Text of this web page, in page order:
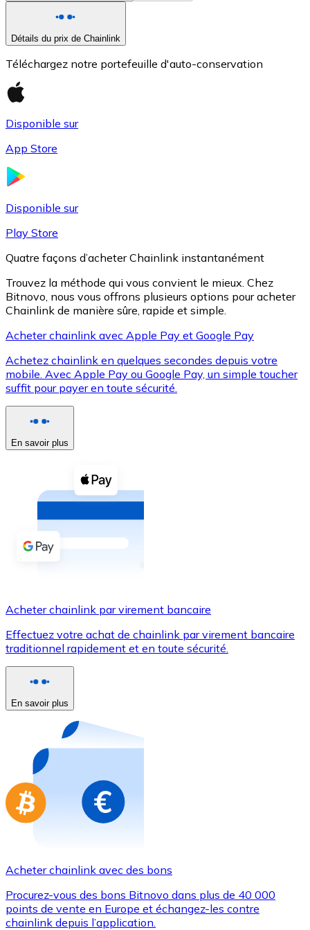
XRP
XRP
Voir toutes
Coupons crypto
Achetez des cryptomonnaies en espèces et d'autres
Acheter avec espèces
Virement SEPA
Utilisez les cartes Visa et Mastercard pour acheter
Acheter avec carte
Nouveau
Achetez des cartes-cadeaux de vos marques
Aller à la boutique de cartes-cadeaux
Détails du prix de Chainlink
Téléchargez notre portefeuille d'auto-conservation
Disponible sur
App Store
Disponible sur
Play Store
Quatre façons d’acheter Chainlink instantanément
Trouvez la méthode qui vous convient le mieux. Chez
Bitnovo, nous vous offrons plusieurs options pour acheter
Chainlink de manière sûre, rapide et simple.
Acheter chainlink avec Apple Pay et Google Pay
Achetez chainlink en quelques secondes depuis votre
mobile. Avec Apple Pay ou Google Pay, un simple toucher
suffit pour payer en toute sécurité.
En savoir plus
Acheter chainlink par virement bancaire
Effectuez votre achat de chainlink par virement bancaire
traditionnel rapidement et en toute sécurité.
En savoir plus
Acheter chainlink avec des bons
Procurez-vous des bons Bitnovo dans plus de 40 000
points de vente en Europe et échangez-les contre
chainlink depuis l’application.